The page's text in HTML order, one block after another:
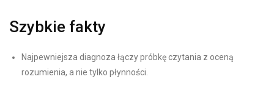
Szybkie fakty
Najpewniejsza diagnoza łączy próbkę czytania z oceną
rozumienia, a nie tylko płynności.